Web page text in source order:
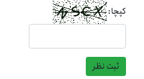
کپچا:
ثبت نظر